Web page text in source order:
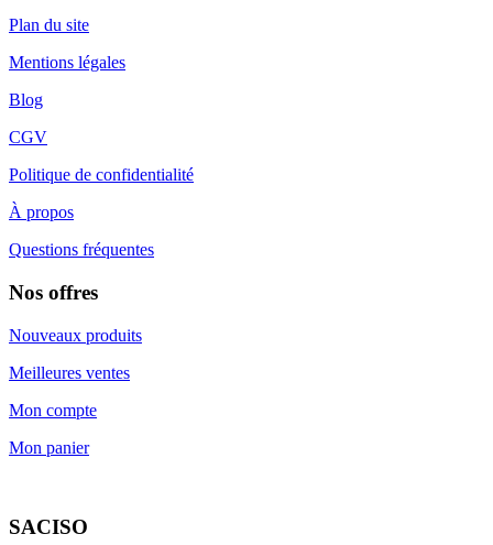
Plan du site
Mentions légales
Blog
CGV
Politique de confidentialité
À propos
Questions fréquentes
Nos offres
Nouveaux produits
Meilleures ventes
Mon compte
Mon panier
SACISO